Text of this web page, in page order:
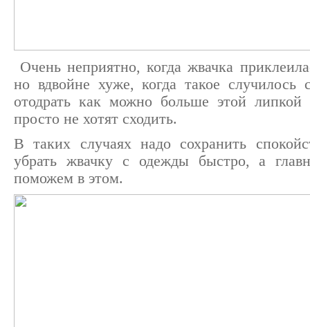
Очень неприятно, когда жвачка
но вдвойне хуже, когда такое случилось
отодрать как можно больше этой
просто не хотят сходить.
В таких случаях надо сохранить
убрать жвачку с одежды быстро, а
поможем в этом.